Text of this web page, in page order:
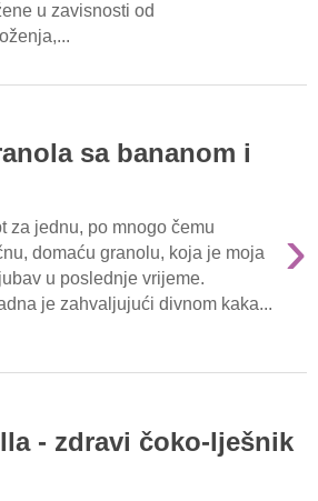
u zavisnosti od
sa bananom i
›
za jednu, po mnogo čemu
domaću granolu, koja je moja
u poslednje vrijeme.
je zahvaljujući divnom kaka...
- zdravi čoko-lješnik